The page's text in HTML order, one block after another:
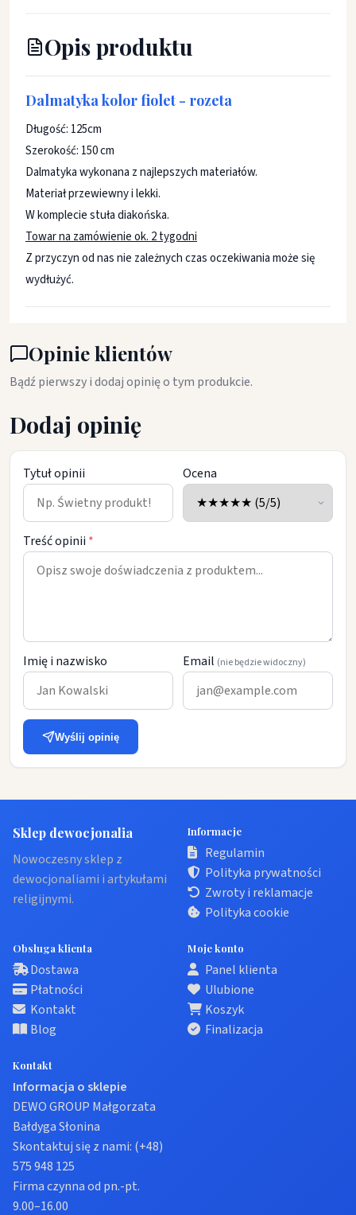
Opis produktu
Dalmatyka kolor fiolet - rozeta
Długość: 125cm
Szerokość: 150 cm
Dalmatyka wykonana z najlepszych materiałów.
Materiał przewiewny i lekki.
W komplecie stuła diakońska.
Towar na zamówienie ok. 2 tygodni
Z przyczyn od nas nie zależnych czas oczekiwania może się
wydłużyć.
Opinie klientów
Bądź pierwszy i dodaj opinię o tym produkcie.
Dodaj opinię
Tytuł opinii Ocena
Treść opinii *
Imię i nazwisko Email (nie będzie widoczny)
Wyślij opinię
Sklep dewocjonalia
Nowoczesny sklep z
dewocjonaliami i artykułami
religijnymi.
Informacje
Regulamin
Polityka prywatności
Zwroty i reklamacje
Polityka cookie
Obsługa klienta
Dostawa
Płatności
Kontakt
Blog
Moje konto
Panel klienta
Ulubione
Koszyk
Finalizacja
Kontakt
Informacja o sklepie
DEWO GROUP Małgorzata
Bałdyga Słonina
Skontaktuj się z nami: (+48)
575 948 125
Firma czynna od pn.-pt.
9.00–16.00